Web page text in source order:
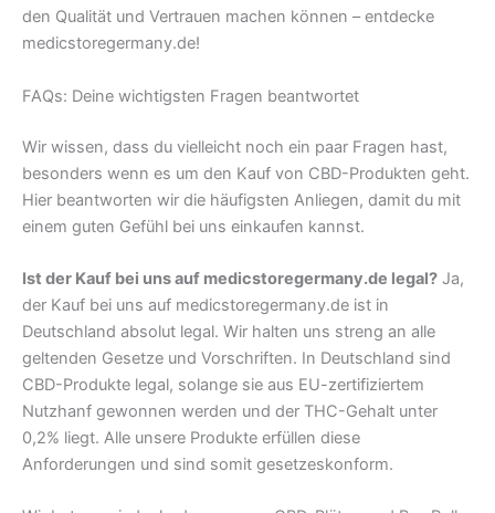
den Qualität und Vertrauen machen können – entdecke
medicstoregermany.de!
FAQs: Deine wichtigsten Fragen beantwortet
Wir wissen, dass du vielleicht noch ein paar Fragen hast,
besonders wenn es um den Kauf von CBD-Produkten geht.
Hier beantworten wir die häufigsten Anliegen, damit du mit
einem guten Gefühl bei uns einkaufen kannst.
Ist der Kauf bei uns auf medicstoregermany.de legal? Ja,
der Kauf bei uns auf medicstoregermany.de ist in
Deutschland absolut legal. Wir halten uns streng an alle
geltenden Gesetze und Vorschriften. In Deutschland sind
CBD-Produkte legal, solange sie aus EU-zertifiziertem
Nutzhanf gewonnen werden und der THC-Gehalt unter
0,2% liegt. Alle unsere Produkte erfüllen diese
Anforderungen und sind somit gesetzeskonform.